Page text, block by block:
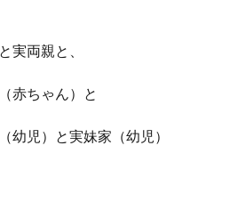
実両親と、
赤ちゃん）と
幼児）と実妹家（幼児）